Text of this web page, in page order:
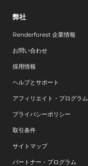
弊社
Renderforest 企業情報
お問い合わせ
採用情報
ヘルプとサポート
アフィリエイト・プログラム
プライバシーポリシー
取引条件
サイトマップ
パートナー・プログラム